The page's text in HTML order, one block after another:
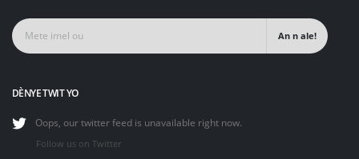
An n ale!
DÈNYE TWIT YO
Oops, our twitter feed is unavailable right now.
Follow us on Twitter